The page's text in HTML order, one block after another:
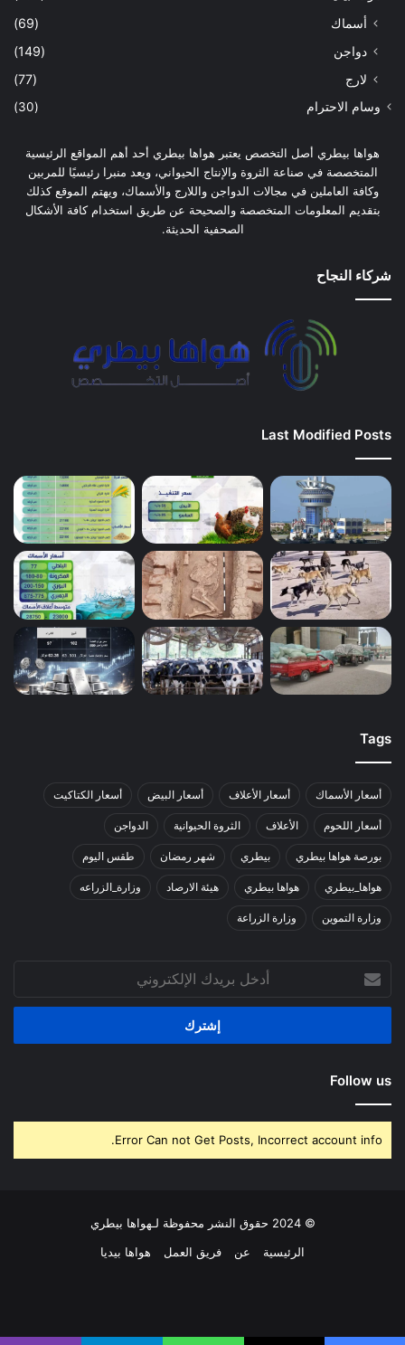
أسماك
(69)
دواجن
(149)
لارج
(77)
وسام الاحترام (30)
هواها بيطري أصل التخصص يعتبر هواها بيطري أحد أهم المواقع الرئيسية
المتخصصة في صناعة الثروة والإنتاج الحيواني، ويعد منبرا رئيسيًا للمربين
وكافة العاملين في مجالات الدواجن واللارج والأسماك، ويهتم الموقع كذلك
بتقديم المعلومات المتخصصة والصحيحة عن طريق استخدام كافة الأشكال
الصحفية الحديثة.
شركاء النجاح
Last Modified Posts
Tags
أسعار الأسماك أسعار الأعلاف أسعار البيض أسعار الكتاكيت
أسعار اللحوم الأعلاف الثروة الحيوانية الدواجن
بورصة هواها بيطري بيطري شهر رمضان طقس اليوم
هواها_بيطري هواها بيطري هيئة الارصاد وزارة_الزراعه
وزارة التموين وزارة الزراعة
بريدك
الإلكتروني
Follow us
Error Can not Get Posts, Incorrect account info.
© 2024 حقوق النشر محفوظة لـهواها بيطري
الرئيسية
عن فريق العمل هواها بيديا